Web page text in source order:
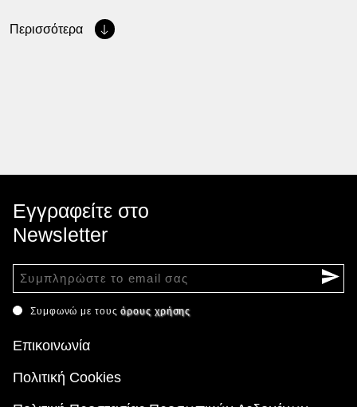
Περισσότερα
Εγγραφείτε στο
Newsletter
Συμφωνώ με τουςόρους χρήσης
Επικοινωνία
Πολιτική Cookies